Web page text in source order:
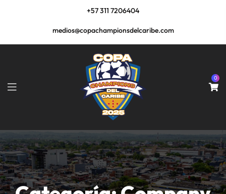
+57 311 7206404
medios@copachampionsdelcaribe.com
0